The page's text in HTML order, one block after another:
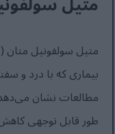
بیماری که با درد
طور قابل توجهی